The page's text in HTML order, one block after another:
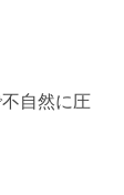
自然に圧